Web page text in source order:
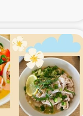
トルコ・シリア地
コーヒー生
ベイルート大規模